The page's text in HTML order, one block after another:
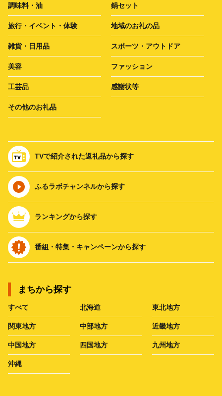
調味料・油 鍋セット
旅行・イベント・体験 地域のお礼の品
雑貨・日用品 スポーツ・アウトドア
美容 ファッション
工芸品 感謝状等
その他のお礼品
TVで紹介された返礼品から探す
ふるラボチャンネルから探す
ランキングから探す
番組・特集・キャンペーンから探す
まちから探す
すべて 北海道 東北地方
関東地方 中部地方 近畿地方
中国地方 四国地方 九州地方
沖縄